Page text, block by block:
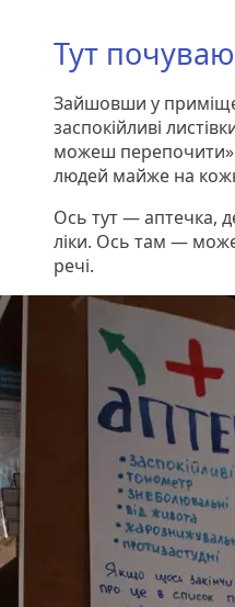
Тут
Зайшовши у
заспокійливі
можеш перепочити».
людей майже на
Ось тут — аптечка,
ліки. Ось там —
речі.